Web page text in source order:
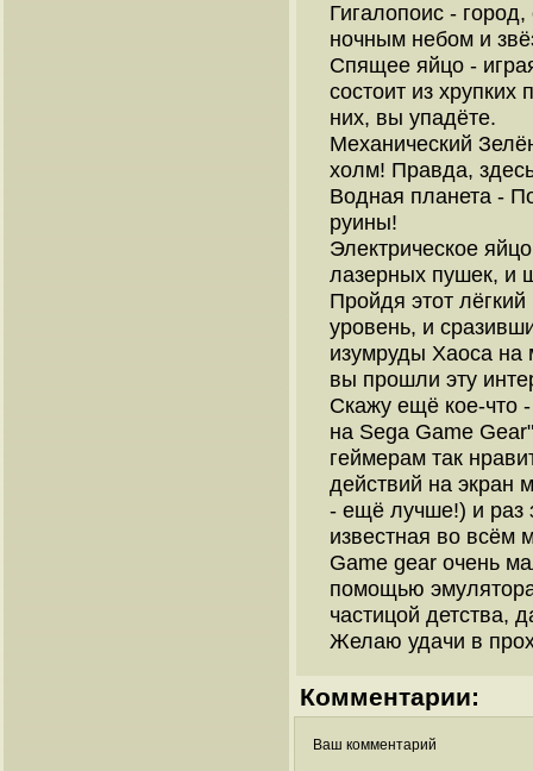
Гигалопоис -
ночным небом и
Спящее яйцо -
состоит из
них, вы упадёте.
Механический
холм! Правда,
Водная планета -
руины!
Электрическое
лазерных пушек, и
Пройдя этот
уровень, и
изумруды Хаоса на
вы прошли эту
Скажу ещё кое-что
на Sega Game
геймерам так
действий на экран
- ещё лучше!) и раз
известная во всём
Game gear очень
помощью
частицой детства,
Желаю удачи в
Комментарии:
Ваш комментарий